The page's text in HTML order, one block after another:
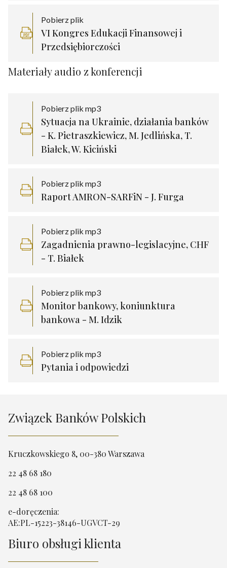
Pobierz plik
VI Kongres Edukacji Finansowej i
Przedsiębiorczości
Materiały audio z konferencji
Pobierz plik mp3
Sytuacja na Ukrainie, działania banków
- K. Pietraszkiewicz, M. Jedlińska, T.
Białek, W. Kiciński
Pobierz plik mp3
Raport AMRON-SARFiN - J. Furga
Pobierz plik mp3
Zagadnienia prawno-legislacyjne, CHF
- T. Białek
Pobierz plik mp3
Monitor bankowy, koniunktura
bankowa - M. Idzik
Pobierz plik mp3
Pytania i odpowiedzi
Związek Banków Polskich
Kruczkowskiego 8, 00-380 Warszawa
22 48 68 180
22 48 68 100
e-doręczenia:
AE:PL-15223-38146-UGVCT-29
Biuro obsługi klienta